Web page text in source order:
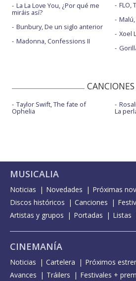
La La Love You, ¿Por qué me
miráis así?
Bunbury, De un siglo anterior
Madonna, Confessions II
FLO,
Xoel
CANCIONES
Taylor Swift, The fate of
Ophelia La
MUSICALIA
Noticias Novedades
Próximas
Discos históricos
Canciones
Artistas y grupos
Portadas Listas
CINEMANÍA
Noticias Cartelera Próximos
Avances
Tráilers Festivales +